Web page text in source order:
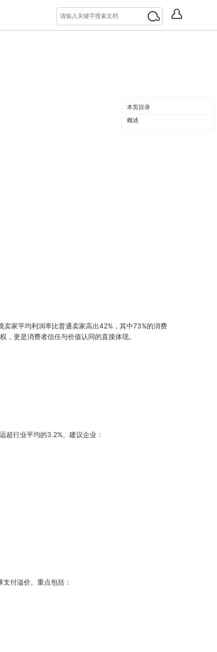
家平均利润率比普通卖家高出42%，其中73%的消费
更是消费者信任与价值认同的直接体现。
行业平均的3.2%。建议企业：
付溢价。重点包括：
本页目录
概述